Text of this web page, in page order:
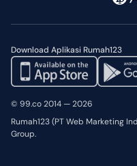
Download Aplikasi Rumah123
© 99.co 2014 — 2026
Rumah123 (PT Web Marketing
Group.